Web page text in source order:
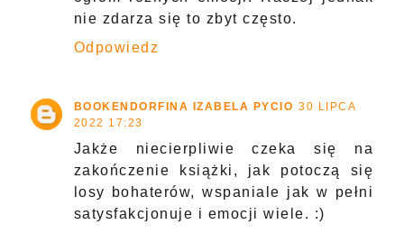
nie zdarza się to zbyt często.
Odpowiedz
BOOKENDORFINA IZABELA PYCIO 30 LIPCA
2022 17:23
Jakże niecierpliwie czeka się na
zakończenie książki, jak potoczą się
losy bohaterów, wspaniale jak w pełni
satysfakcjonuje i emocji wiele. :)